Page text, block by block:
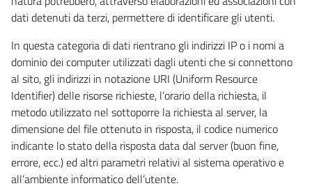
dati detenuti da terzi, permettere di identificare gli utenti.
In questa categoria di dati rientrano gli indirizzi IP o i nomi a
dominio dei computer utilizzati dagli utenti che si connettono
al sito, gli indirizzi in notazione URI (Uniform Resource
Identifier) delle risorse richieste, l’orario della richiesta, il
metodo utilizzato nel sottoporre la richiesta al server, la
dimensione del file ottenuto in risposta, il codice numerico
indicante lo stato della risposta data dal server (buon fine,
errore, ecc.) ed altri parametri relativi al sistema operativo e
all’ambiente informatico dell’utente.